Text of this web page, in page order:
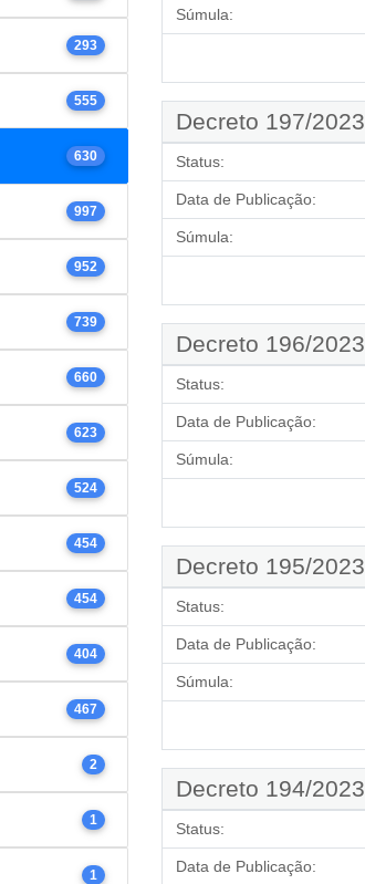
293
555
630
997
952
739
660
623
524
454
454
404
467
2
1
1
Súmula:
Decreto 197/2023
Status:
Data de Publicação:
Súmula:
Decreto 196/2023
Status:
Data de Publicação:
Súmula:
Decreto 195/2023
Status:
Data de Publicação:
Súmula:
Decreto 194/2023
Status:
Data de Publicação: